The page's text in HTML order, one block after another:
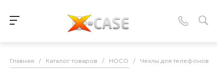
Главная / Каталог товаров / HOCO / Чехлы для телефонов